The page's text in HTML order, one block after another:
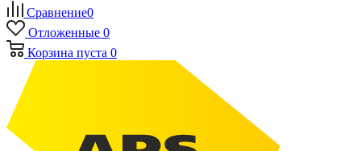
Сравнение0
Отложенные 0
Корзина пуста 0